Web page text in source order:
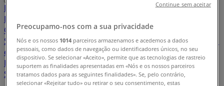
Em Destaque
Decoração
CriançasRoupa, Sapatos e AcessóriosFarmácias e
SaúdeBricolage, Jardim e ConstruçãoDesportoCosmética
e BelezaCarros, Motos e Peças Livrarias, Papelaria e
HobbiesRestaurantesViagensÓticasBancos e
ServiçosCasamentos
Preocupamo-nos com a sua privacidade
Nós e os nossos 1014 parceiros armazenamos e acedemos a dados
pessoais, como dados de navegação ou identificadores únicos, no seu
dispositivo. Se selecionar «Aceito», permite que as tecnologias de rastreio
suportem as finalidades apresentadas em «Nós e os nossos parceiros
tratamos dados para as seguintes finalidades». Se, pelo contrário,
selecionar «Rejeitar tudo» ou retirar o seu consentimento, estas
Continue sem aceitar